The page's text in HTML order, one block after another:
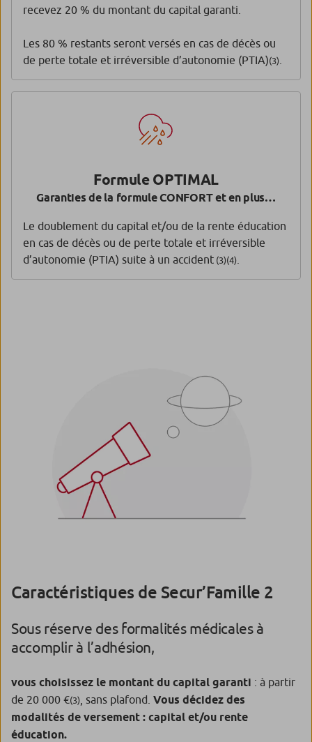
recevez 20 % du montant du capital garanti.
Les 80 % restants seront versés en cas de décès ou
de perte totale et irréversible d’autonomie (PTIA)(3)
Formule OPTIMAL
Garanties de la formule CONFORT et en plus…
Le doublement du capital et/ou de la rente éducation
en cas de décès ou de perte totale et irréversible
d’autonomie (PTIA) suite à un accident (3)(4)
Caractéristiques de Secur’Famille 2
Sous réserve des formalités médicales à
accomplir à l’adhésion,
vous choisissez le montant du capital garanti : à partir
de 20 000 €(3) , sans plafond. Vous décidez des
modalités de versement : capital et/ou rente
éducation.